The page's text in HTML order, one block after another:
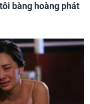
bàng hoàng phát